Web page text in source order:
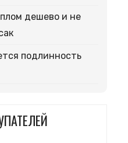
дешево и не
подлинность